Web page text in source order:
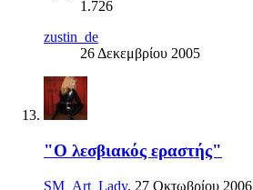
1.726
zustin_de
26 Δεκεμβρίου 2005
"Ο λεσβιακός εραστής"
SM_Art_Lady, 27 Οκτωβρίου 2006